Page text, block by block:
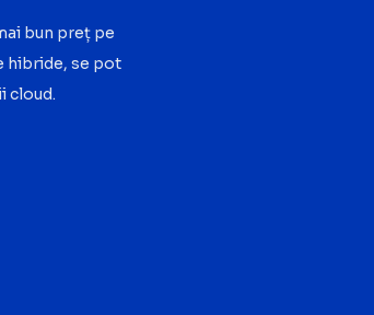
bun preț pe
hibride, se pot
cloud.